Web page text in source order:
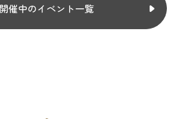
開催中のイベント一覧